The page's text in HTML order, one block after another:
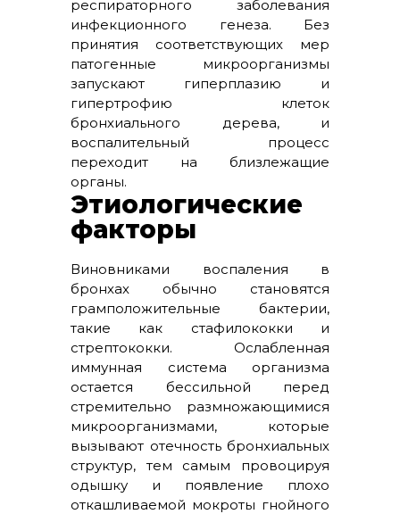
респираторного заболевания
инфекционного генеза. Без
принятия соответствующих мер
патогенные микроорганизмы
запускают гиперплазию и
гипертрофию клеток
бронхиального дерева, и
воспалительный процесс
переходит на близлежащие
органы.
Этиологические
факторы
Виновниками воспаления в
бронхах обычно становятся
грамположительные бактерии,
такие как стафилококки и
стрептококки. Ослабленная
иммунная система организма
остается бессильной перед
стремительно размножающимися
микроорганизмами, которые
вызывают отечность бронхиальных
структур, тем самым провоцируя
одышку и появление плохо
откашливаемой мокроты гнойного